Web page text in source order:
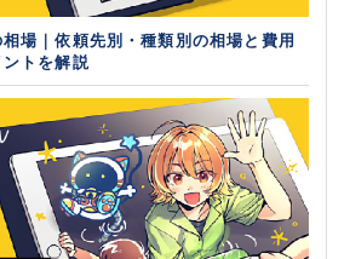
場｜依頼先別・種類別の相場と費用
トを解説